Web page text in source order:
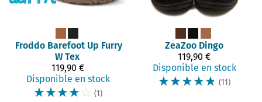
Froddo Barefoot Up Furry
W Tex
119,90 €
Disponible en stock
☆☆☆☆☆ (1)
ZeaZoo Dingo
119,90 €
Disponible en stock
☆☆☆☆☆ (11)